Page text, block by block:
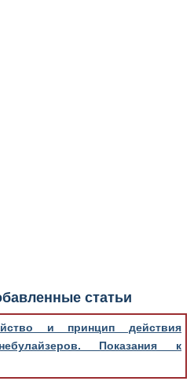
статьи
и принцип действия
Показания к